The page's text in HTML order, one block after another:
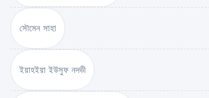
সৌমেন সাহা
ইয়াহইয়া ইউসুফ নদভী